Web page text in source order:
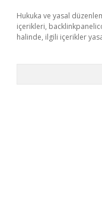
Hukuka ve yasal
içerikleri,
halinde, ilgili içerikler